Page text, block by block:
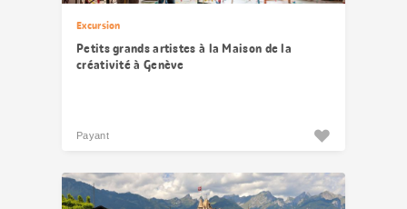
Excursion
Petits grands artistes à la Maison de la
créativité à Genève
Payant